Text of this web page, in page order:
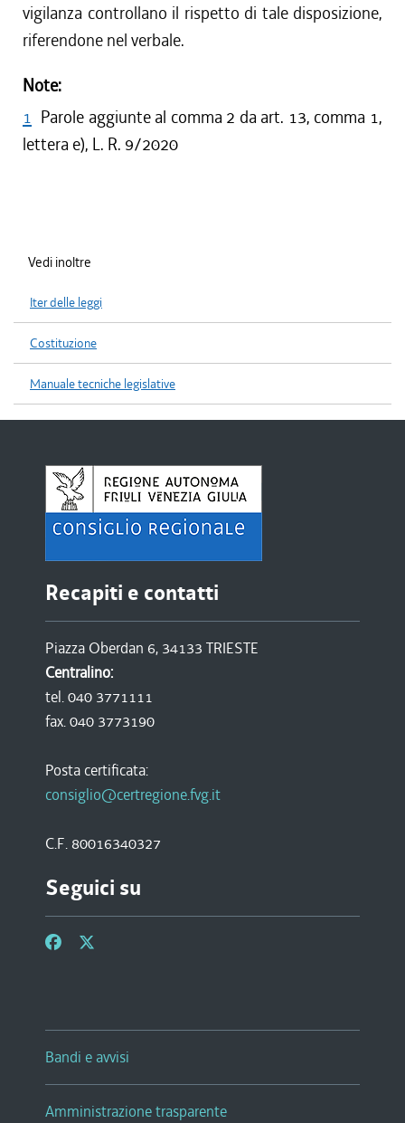
vigilanza controllano il rispetto di tale disposizione,
riferendone nel verbale.
Note:
1 Parole aggiunte al comma 2 da art. 13, comma 1,
lettera e), L. R. 9/2020
Vedi inoltre
Iter delle leggi
Costituzione
Manuale tecniche legislative
Recapiti e contatti
Piazza Oberdan 6, 34133 TRIESTE
Centralino:
tel. 040 3771111
fax. 040 3773190
Posta certificata:
consiglio@certregione.fvg.it
C.F. 80016340327
Seguici su
Bandi e avvisi
Amministrazione trasparente